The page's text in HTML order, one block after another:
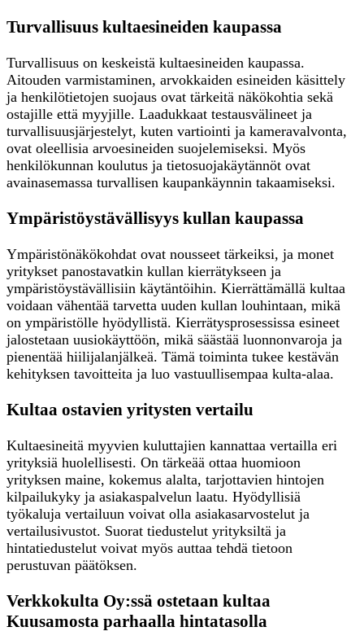
Turvallisuus kultaesineiden kaupassa
Turvallisuus on keskeistä kultaesineiden kaupassa.
Aitouden varmistaminen, arvokkaiden esineiden käsittely
ja henkilötietojen suojaus ovat tärkeitä näkökohtia sekä
ostajille että myyjille. Laadukkaat testausvälineet ja
turvallisuusjärjestelyt, kuten vartiointi ja kameravalvonta,
ovat oleellisia arvoesineiden suojelemiseksi. Myös
henkilökunnan koulutus ja tietosuojakäytännöt ovat
avainasemassa turvallisen kaupankäynnin takaamiseksi.
Ympäristöystävällisyys kullan kaupassa
Ympäristönäkökohdat ovat nousseet tärkeiksi, ja monet
yritykset panostavatkin kullan kierrätykseen ja
ympäristöystävällisiin käytäntöihin. Kierrättämällä kultaa
voidaan vähentää tarvetta uuden kullan louhintaan, mikä
on ympäristölle hyödyllistä. Kierrätysprosessissa esineet
jalostetaan uusiokäyttöön, mikä säästää luonnonvaroja ja
pienentää hiilijalanjälkeä. Tämä toiminta tukee kestävän
kehityksen tavoitteita ja luo vastuullisempaa kulta-alaa.
Kultaa ostavien yritysten vertailu
Kultaesineitä myyvien kuluttajien kannattaa vertailla eri
yrityksiä huolellisesti. On tärkeää ottaa huomioon
yrityksen maine, kokemus alalta, tarjottavien hintojen
kilpailukyky ja asiakaspalvelun laatu. Hyödyllisiä
työkaluja vertailuun voivat olla asiakasarvostelut ja
vertailusivustot. Suorat tiedustelut yrityksiltä ja
hintatiedustelut voivat myös auttaa tehdä tietoon
perustuvan päätöksen.
Verkkokulta Oy:ssä ostetaan kultaa
Kuusamosta parhaalla hintatasolla